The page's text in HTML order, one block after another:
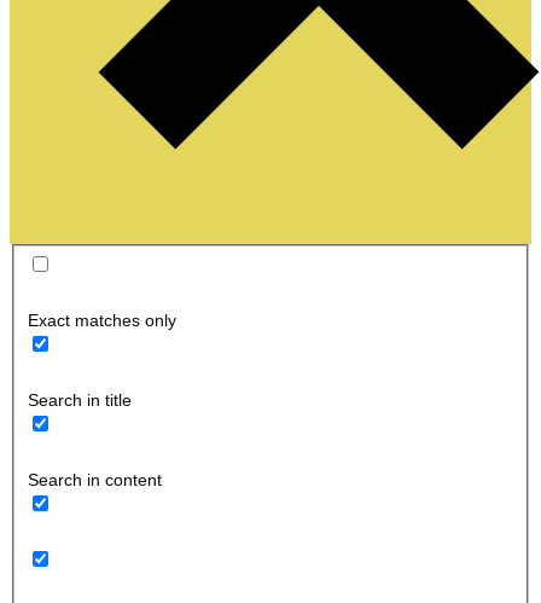
Exact matches only
Search in title
Search in content